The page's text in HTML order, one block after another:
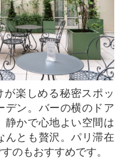
デン。バーの横のドア
静かで心地よい空間は
んとも贅沢。パリ滞在
のもおすすめです。